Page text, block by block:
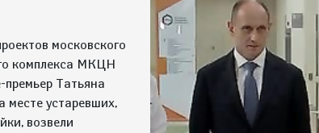
московского
комплекса МКЦН
Татьяна
месте устаревших,
возвели